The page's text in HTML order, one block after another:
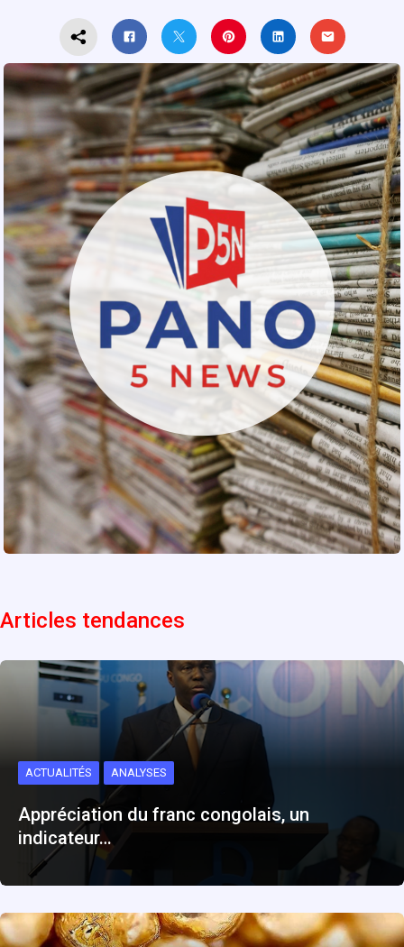
Articles tendances
ACTUALITÉS ANALYSES
Appréciation du franc congolais, un
indicateur…